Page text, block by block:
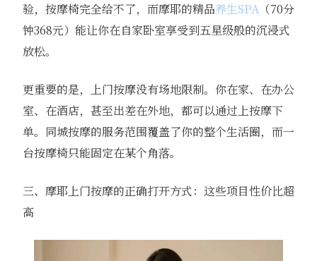
验，按摩椅完全给不了，而摩耶的精品养生SPA（70分
钟368元）能让你在自家卧室享受到五星级般的沉浸式
放松。
更重要的是，上门按摩没有场地限制。你在家、在办公
室、在酒店，甚至出差在外地，都可以通过上按摩下
单。同城按摩的服务范围覆盖了你的整个生活圈，而一
台按摩椅只能固定在某个角落。
三、摩耶上门按摩的正确打开方式：这些项目性价比超
高